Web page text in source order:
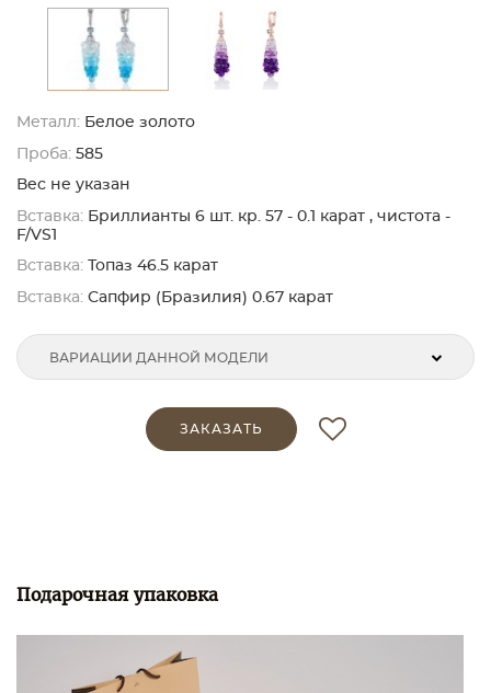
Металл: Белое золото
Проба: 585
Вес не указан
Вставка: Бриллианты 6 шт. кр. 57 - 0.1 карат , чистота -
F/VS1
Вставка: Топаз 46.5 карат
Вставка: Сапфир (Бразилия) 0.67 карат
ВАРИАЦИИ ДАННОЙ МОДЕЛИ
ЗАКАЗАТЬ
Подарочная упаковка